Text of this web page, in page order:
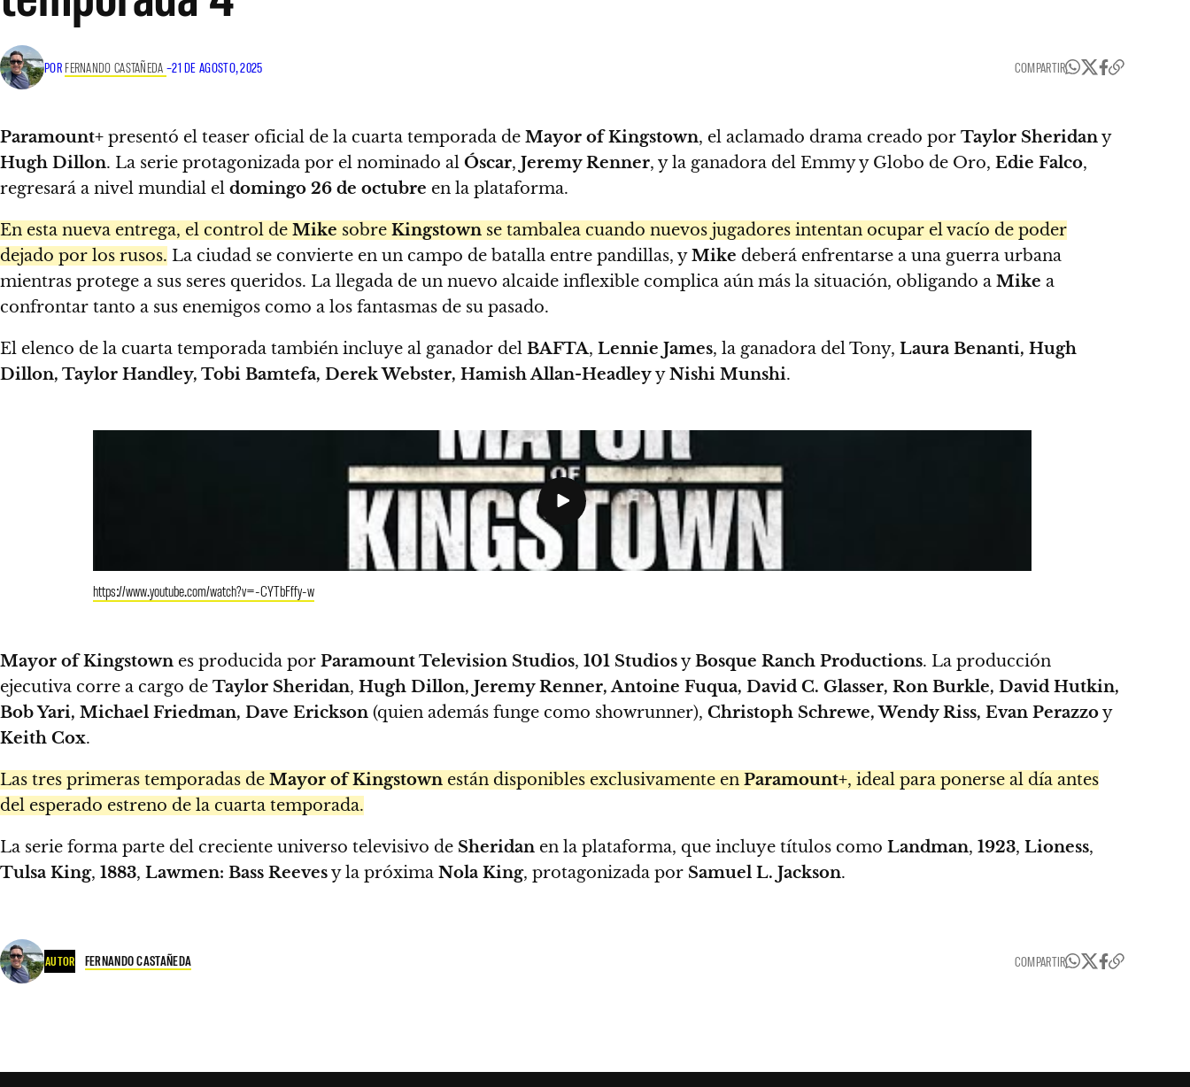
POR FERNANDO CASTAÑEDA –21 DE AGOSTO, 2025 COMPARTIR
Paramount+ presentó el teaser oficial de la cuarta temporada de Mayor of Kingstown, el aclamado drama creado por Taylor Sheridany
Hugh Dillon. La serie protagonizada por el nominado al Óscar, Jeremy Renner, y la ganadora del Emmy y Globo de Oro, Edie Falco,
regresará a nivel mundial el domingo 26 de octubre en la plataforma.
En esta nueva entrega, el control de Mike sobre Kingstown se tambalea cuando nuevos jugadores intentan ocupar el vacío de poder
dejado por los rusos. La ciudad se convierte en un campo de batalla entre pandillas, yMike deberá enfrentarse a una guerra urbana
mientras protege a sus seres queridos. La llegada de un nuevo alcaide inflexible complica aún más la situación, obligando a Mike a
confrontar tanto a sus enemigos como a los fantasmas de su pasado.
El elenco de la cuarta temporada también incluye al ganador del BAFTA, Lennie James, la ganadora del Tony, Laura Benanti, Hugh
Dillon, Taylor Handley, Tobi Bamtefa, Derek Webster, Hamish Allan-HeadleyyNishi Munshi.
https://www.youtube.com/watch?v=-CYTbFffy-w
Mayor of Kingstown es producida por Paramount Television Studios, 101 StudiosyBosque Ranch Productions. La producción
ejecutiva corre a cargo de Taylor Sheridan, Hugh Dillon, Jeremy Renner, Antoine Fuqua, David C. Glasser, Ron Burkle, David Hutkin,
Bob Yari, Michael Friedman, Dave Erickson (quien además funge como showrunner), Christoph Schrewe, Wendy Riss, Evan Perazzoy
Keith Cox.
Las tres primeras temporadas de Mayor of Kingstown están disponibles exclusivamente en Paramount+, ideal para ponerse al día antes
del esperado estreno de la cuarta temporada.
La serie forma parte del creciente universo televisivo de Sheridan en la plataforma, que incluye títulos como Landman, 1923, Lioness,
Tulsa King, 1883, Lawmen: Bass Reevesy la próxima Nola King, protagonizada por Samuel L. Jackson.
AUTOR FERNANDO CASTAÑEDA COMPARTIR